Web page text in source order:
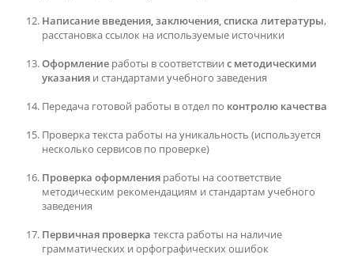
Написание введения, заключения, списка литературы,
расстановка ссылок на используемые источники
Оформление работы в соответствии с методическими
указания и стандартами учебного заведения
Передача готовой работы в отдел по контролю качества
Проверка текста работы на уникальность (используется
несколько сервисов по проверке)
Проверка оформления работы на соответствие
методическим рекомендациям и стандартам учебного
заведения
Первичная проверка текста работы на наличие
грамматических и орфографических ошибок